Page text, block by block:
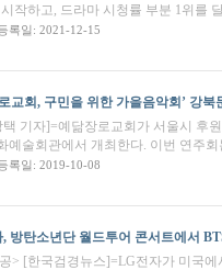
작하고, 드라마 시청률 부분 1위를
록일: 2021-12-15
교회, 구민을 위한 가을음악회’ 강북
기자]=예닮장로교회가 서울시 후
예술회관에서 개최한다. 이번 연주
록일: 2019-10-08
방탄소년단 월드투어 콘서트에서
> [한국검경뉴스]=LG전자가 미국